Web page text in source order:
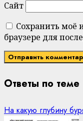
Сайт
Сохранить моё
браузере для
Ответы по теме
На какую глубину